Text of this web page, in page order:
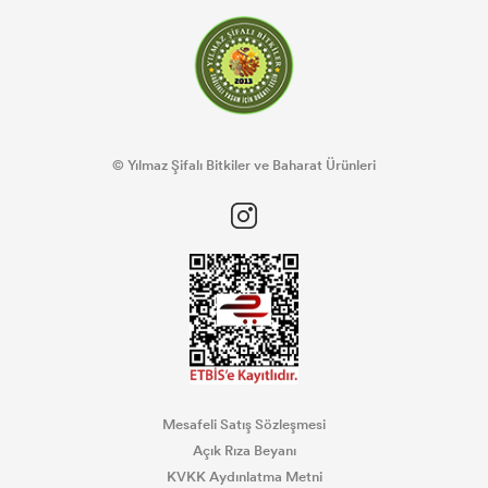
© Yılmaz Şifalı Bitkiler ve Baharat Ürünleri
Mesafeli Satış Sözleşmesi
Açık Rıza Beyanı
KVKK Aydınlatma Metni